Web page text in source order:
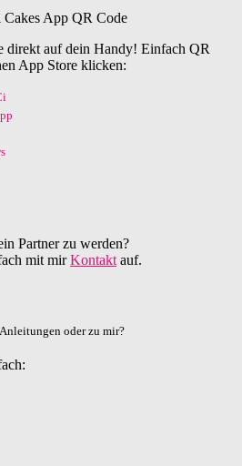
direkt auf dein Handy! Einfach QR
App Store klicken:
Partner zu werden?
mit mirKontakt auf.
oder zu mir?